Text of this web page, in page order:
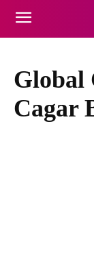
Global
Cagar